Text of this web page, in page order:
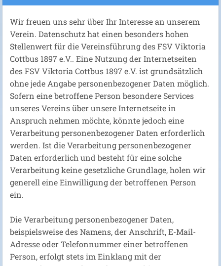
Wir freuen uns sehr über Ihr Interesse an unserem
Verein. Datenschutz hat einen besonders hohen
Stellenwert für die Vereinsführung des FSV Viktoria
Cottbus 1897 e.V.. Eine Nutzung der Internetseiten
des FSV Viktoria Cottbus 1897 e.V. ist grundsätzlich
ohne jede Angabe personenbezogener Daten möglich.
Sofern eine betroffene Person besondere Services
unseres Vereins über unsere Internetseite in
Anspruch nehmen möchte, könnte jedoch eine
Verarbeitung personenbezogener Daten erforderlich
werden. Ist die Verarbeitung personenbezogener
Daten erforderlich und besteht für eine solche
Verarbeitung keine gesetzliche Grundlage, holen wir
generell eine Einwilligung der betroffenen Person
ein.
Die Verarbeitung personenbezogener Daten,
beispielsweise des Namens, der Anschrift, E-Mail-
Adresse oder Telefonnummer einer betroffenen
Person, erfolgt stets im Einklang mit der